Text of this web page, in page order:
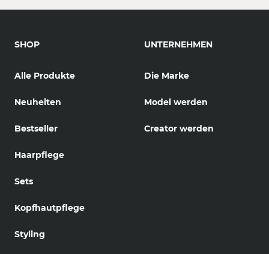
SHOP
Alle Produkte
Neuheiten
Bestseller
Haarpflege
Sets
Kopfhautpflege
Styling
UNTERNEHMEN
Die Marke
Model werden
Creator werden